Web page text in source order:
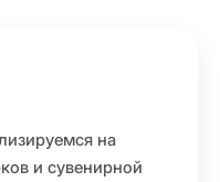
на
и сувенирной